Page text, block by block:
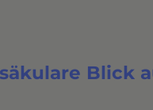
Blick